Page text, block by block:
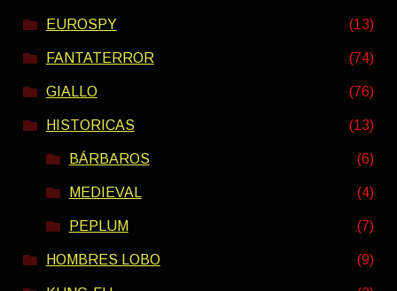
EUROSPY (13)
FANTATERROR (74)
GIALLO (76)
HISTORICAS (13)
BÁRBAROS (6)
MEDIEVAL (4)
PEPLUM (7)
HOMBRES LOBO (9)